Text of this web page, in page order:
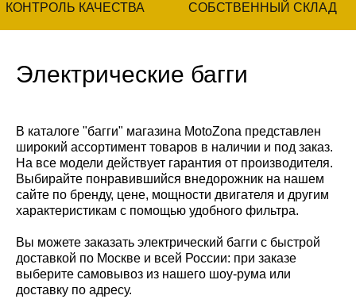
КОНТРОЛЬ КАЧЕСТВА СОБСТВЕННЫЙ СКЛАД
Электрические багги
В каталоге "багги" магазина MotoZona представлен
широкий ассортимент товаров в наличии и под заказ.
На все модели действует гарантия от производителя.
Выбирайте понравившийся внедорожник на нашем
сайте по бренду, цене, мощности двигателя и другим
характеристикам с помощью удобного фильтра.
Вы можете заказать электрический багги с быстрой
доставкой по Москве и всей России: при заказе
выберите самовывоз из нашего шоу-рума или
доставку по адресу.